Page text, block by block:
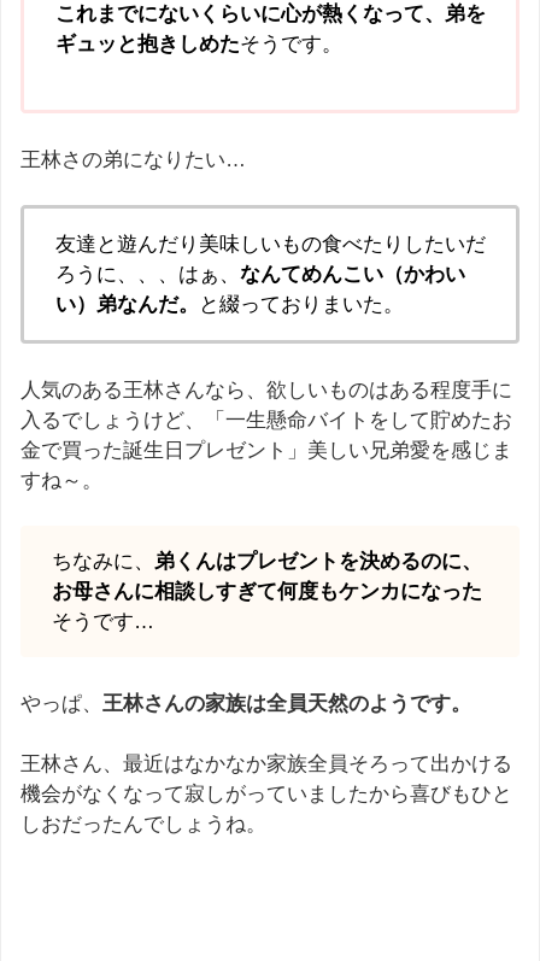
これまでにないくらいに心が熱くなって、弟を
ギュッと抱きしめたそうです。
王林さの弟になりたい…
友達と遊んだり美味しいもの食べたりしたいだ
ろうに、、、はぁ、 なんてめんこい（かわい
い）弟なんだ。
と綴っておりまいた。
人気のある王林さんなら、欲しいものはある程度手に
入るでしょうけど、「一生懸命バイトをして貯めたお
金で買った誕生日プレゼント」美しい兄弟愛を感じま
すね～。
ちなみに、 弟くんはプレゼントを決めるのに、
お母さんに相談しすぎて何度もケンカになった
そうです…
やっぱ、 王林さんの家族は全員天然のようです。
王林さん、最近はなかなか家族全員そろって出かける
機会がなくなって寂しがっていましたから喜びもひと
しおだったんでしょうね。